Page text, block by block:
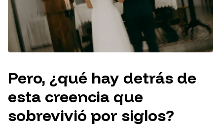
Pero, ¿qué hay detrás de
esta creencia que
sobrevivió por siglos?